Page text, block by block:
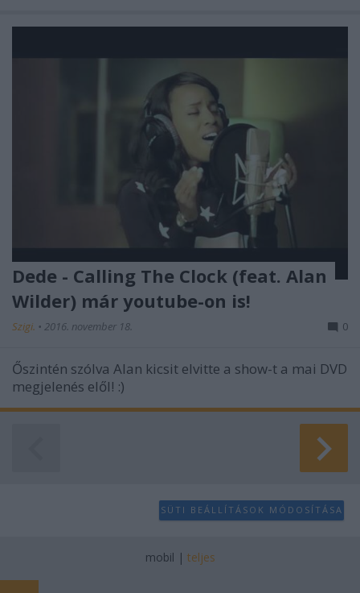
Dede - Calling The Clock (feat. Alan
Wilder) már youtube-on is!
Szigi. • 2016. november 18. 0
Őszintén szólva Alan kicsit elvitte a show-t a mai DVD
megjelenés elől! :)
SÜTI BEÁLLÍTÁSOK MÓDOSÍTÁSA
mobil | teljes